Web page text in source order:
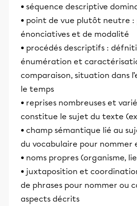
• séquence descriptive
• point de vue plutôt neutre :
énonciatives et de modalité
• procédés descriptifs :
énumération et
comparaison, situation dans
le temps
• reprises nombreuses et
constitue le sujet du texte
• champ sémantique lié au
du vocabulaire pour
• noms propres (organisme,
• juxtaposition et
de phrases pour nommer ou
aspects décrits